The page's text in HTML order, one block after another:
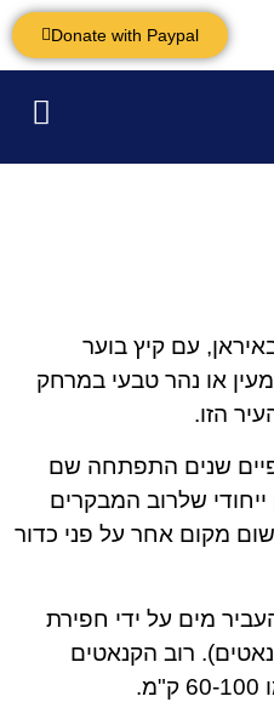
Donate with Paypal
עם קיץ בוער
או נהר טבעי במרחק
שנים התפתחה שם
ייחודי שלרוב המבקרים
מקום אחר על פני כדור
מים על ידי חפירת
רוב הקנאטים